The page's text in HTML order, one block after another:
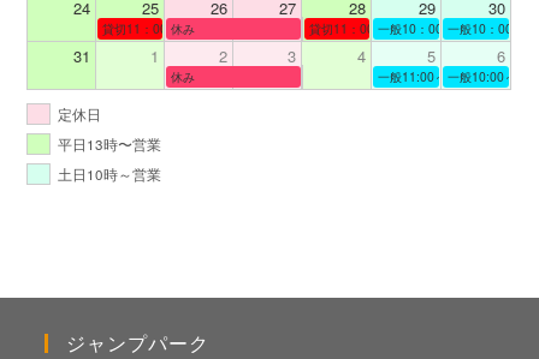
24 25 26 27 28 29 30
貸切11：00～12：00
休み 貸切11：00～12：00一般10：00～19：00
一般10：00～
31 1 2 3 4 5 6
休み 一般11:00～19:00一般10:00～
定休日
平日13時〜営業
土日10時～営業
ジャンプパーク